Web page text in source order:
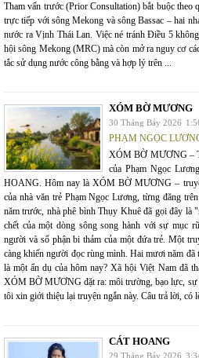
Tham vấn trước (Prior Consultation) bắt buộc
trực tiếp với sông Mekong và sông Bassac – hai
nước ra Vịnh Thái Lan. Việc né tránh Điều 5
hội sông Mekong (MRC) mà còn mở ra nguy cơ
tắc sử dụng nước công bằng và hợp lý trên ...
XÓM BỜ MƯƠNG
30 Tháng Bảy 2026
PHẠM NGỌC
XÓM BỜ MƯƠNG –
của Phạm Ngọc
HOANG. Hôm nay là XÓM BỜ MƯƠNG –
của nhà văn trẻ Phạm Ngọc Lương, từng đăng
năm trước, nhà phê bình Thụy Khuê đã gọi đây là
chết của một dòng sông song hành với sự mục
người và số phận bi thảm của một đứa trẻ. Một
càng khiến người đọc rùng mình. Hai mươi năm
là một ẩn dụ của hôm nay? Xã hội Việt Nam đã
XÓM BỜ MƯƠNG đặt ra: môi trường, bạo lực, sự
tôi xin giới thiệu lại truyện ngắn này. Câu trả lời, có
CÁT HOANG
29 Tháng Bảy 2026